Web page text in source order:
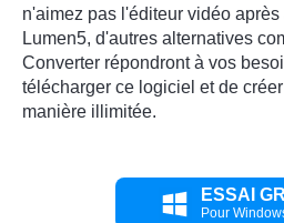
n'aimez pas l'éditeur vidéo
Lumen5, d'autres alternatives
Converter répondront à vos
télécharger ce logiciel et de
manière illimitée.
ESSAI
Pour